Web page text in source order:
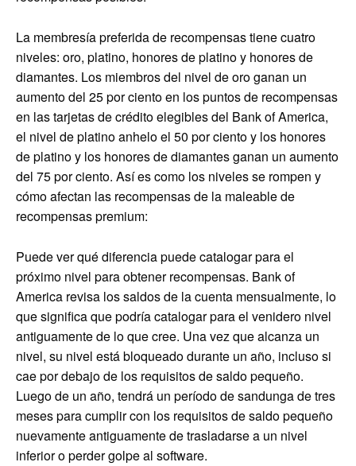
La membresía preferida de recompensas tiene cuatro
niveles: oro, platino, honores de platino y honores de
diamantes. Los miembros del nivel de oro ganan un
aumento del 25 por ciento en los puntos de recompensas
en las tarjetas de crédito elegibles del Bank of America,
el nivel de platino anhelo el 50 por ciento y los honores
de platino y los honores de diamantes ganan un aumento
del 75 por ciento. Así es como los niveles se rompen y
cómo afectan las recompensas de la maleable de
recompensas premium:
Puede ver qué diferencia puede catalogar para el
próximo nivel para obtener recompensas. Bank of
America revisa los saldos de la cuenta mensualmente, lo
que significa que podría catalogar para el venidero nivel
antiguamente de lo que cree. Una vez que alcanza un
nivel, su nivel está bloqueado durante un año, incluso si
cae por debajo de los requisitos de saldo pequeño.
Luego de un año, tendrá un período de sandunga de tres
meses para cumplir con los requisitos de saldo pequeño
nuevamente antiguamente de trasladarse a un nivel
inferior o perder golpe al software.